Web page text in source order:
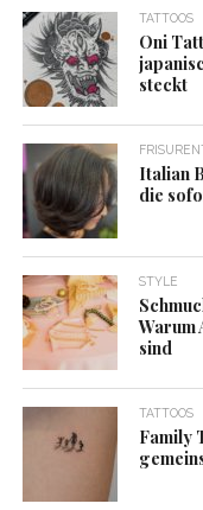
TATTOOS
Oni
steckt
Italian
die
STYLE
Warum
sind
TATTOOS
Family